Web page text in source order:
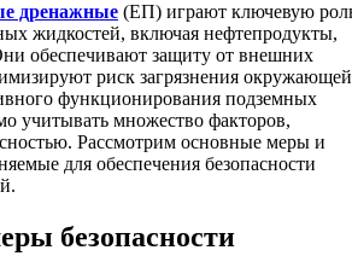
дренажные (ЕП) играют ключевую
жидкостей, включая нефтепродукты,
обеспечивают защиту от внешних
риск загрязнения окружающей
функционирования подземных
учитывать множество факторов,
Рассмотрим основные меры и
для обеспечения безопасности
безопасности